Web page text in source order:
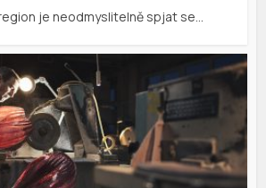
je neodmyslitelně spjat se…